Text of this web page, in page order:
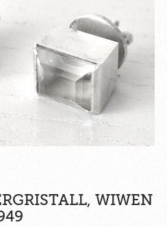
WIWEN